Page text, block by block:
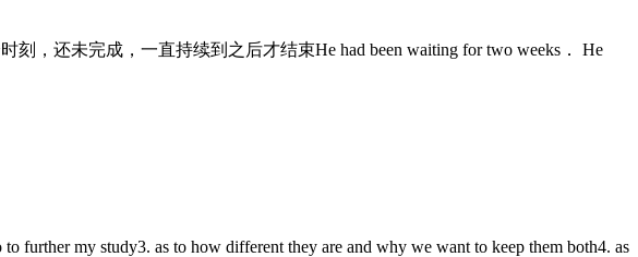
，还未完成，一直持续到之后才结束He had been waiting for two weeks． He
my study3. as to how different they are and why we want to keep them both4. as